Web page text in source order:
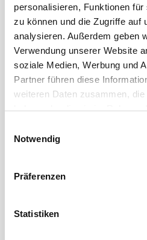
personalisieren, Funktionen
zu können und die Zugriffe auf
analysieren. Außerdem geben
Verwendung unserer Website
soziale Medien, Werbung und
Partner führen diese
weiteren Daten zusammen,
haben oder die sie im Rahmen
Notwendig
Präferenzen
Statistiken
Partnerunternehmen
Gastbeiträge
April 2026